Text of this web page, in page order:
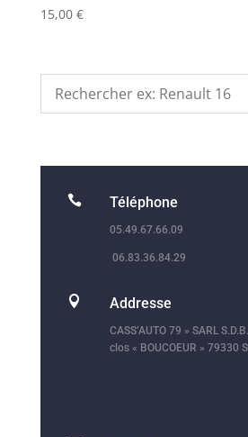
15,00 €
 Téléphone
05.49.67.66.09
06.83.36.84.29
 Addresse
CASS’AUTO 79 » SARL
clos « BOUCOEUR » 79330